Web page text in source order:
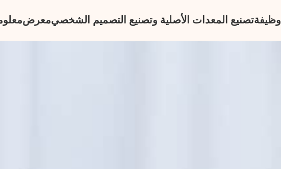
وظيفةتصنيع المعدات الأصلية وتصنيع التصميم الشخصيمعرض